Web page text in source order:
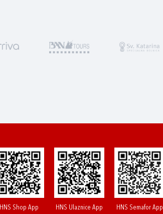
HNS Shop App HNS Ulaznice App HNS Semafor App